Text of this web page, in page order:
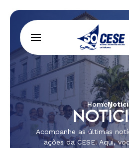
Home
Acompanhe as últimas
ações da CESE. Aqui,